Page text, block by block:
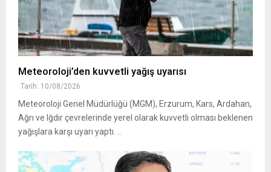
Meteoroloji’den kuvvetli yağış uyarısı
Tarih: 10/08/2026
Meteoroloji Genel Müdürlüğü (MGM), Erzurum, Kars, Ardahan,
Ağrı ve Iğdır çevrelerinde yerel olarak kuvvetli olması beklenen
yağışlara karşı uyarı yaptı. ..